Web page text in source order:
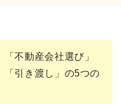
不動産会社選び」
「引き渡し」の5つの